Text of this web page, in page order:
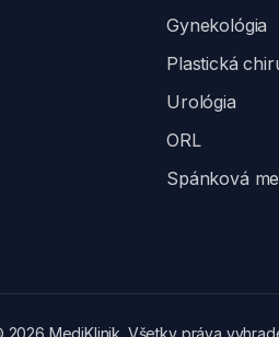
Gynekológia
Plastická
Urológia
ORL
Spánková
2026 MediKlinik. Všetky práva